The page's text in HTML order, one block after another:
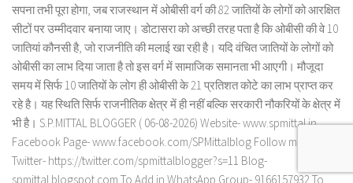
सपना तभी पूरा होगा, जब राजस्थान में ओबीसी वर्ग की 82 जातियों के लोगों को आरक्षित
सीटों पर उम्मीदवार बनाया जाए। डोटासरा को अच्छी तरह पता है कि ओबीसी की वे 10
जातियां कौनसी है, जो राजनीति की मलाई खा रही है। यदि वंचित जातियों के लोगों को
ओबीसी का लाभ दिया जाता है तो इस वर्ग में सामाजिक समानता भी आएगी। मौजूदा
समय में सिर्फ 10 जातियों के लोग ही ओबीसी के 21 प्रतिशत कोटे का लाभ प्राप्त कर
रहे है। यह स्थिति सिर्फ राजनीतिक क्षेत्र में ही नहीं बल्कि सरकारी नौकरियों के क्षेत्र में
भी है। S.P.MITTAL BLOGGER ( 06-08-2026) Website- www.spmittal.in
Facebook Page- www.facebook.com/SPMittalblog Follow me on
Twitter- https://twitter.com/spmittalblogger?s=11 Blog-
spmittal.blogspot.com To Add in WhatsApp Group- 9166157932 To